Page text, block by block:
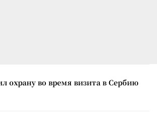
охрану во время визита в Сербию